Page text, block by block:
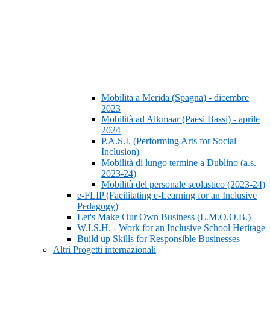
Mobilità a Merida (Spagna) - dicembre
2023
Mobilità ad Alkmaar (Paesi Bassi) - aprile
2024
P.A.S.I. (Performing Arts for Social
Inclusion)
Mobilità di lungo termine a Dublino (a.s.
2023-24)
Mobilità del personale scolastico (2023-24)
e-FLIP (Facilitating e-Learning for an Inclusive
Pedagogy)
Let's Make Our Own Business (L.M.O.O.B.)
W.I.S.H. - Work for an Inclusive School Heritage
Build up Skills for Responsible Businesses
Altri Progetti internazionali